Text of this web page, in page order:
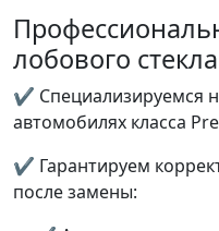
лобового
✔ Специализируемся
автомобилях класса
✔ Гарантируем
после замены: